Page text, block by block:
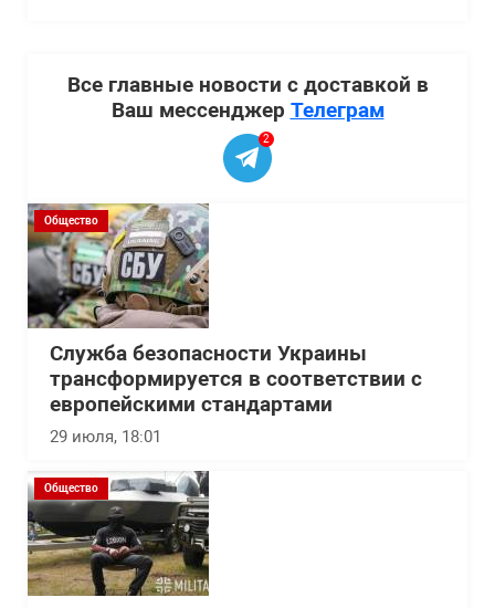
Все главные новости с доставкой в
Ваш мессенджер Телеграм
2
Общество
Служба безопасности Украины
трансформируется в соответствии с
европейскими стандартами
29 июля, 18:01
Общество